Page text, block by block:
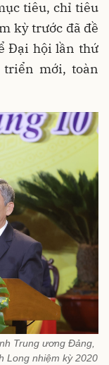
tiêu, chỉ tiêu
kỳ trước đã đề
Đại hội lần thứ
triển mới, toàn
Trung ương Đảng,
Long nhiệm kỳ 2020